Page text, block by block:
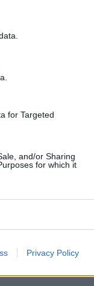
for Targeted
and/or Sharing
for which it
Privacy Policy